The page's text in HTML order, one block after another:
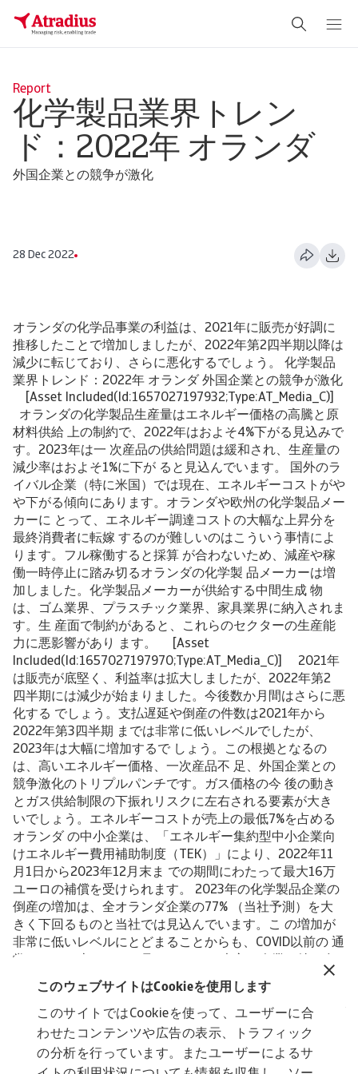
このウェブサイトはCookieを使用します
このサイトではCookieを使って、ユーザーに合
わせたコンテンツや広告の表示、トラフィック
の分析を行っています。またユーザーによるサ
Report
化学製品業界トレン
ド：2022年 オランダ
外国企業との競争が激化
28 Dec 2022
オランダの化学品事業の利益は、2021年に販売が好調に
推移したことで増加しましたが、2022年第2四半期以降は
減少に転じており、さらに悪化するでしょう。 化学製品
業界トレンド：2022年 オランダ 外国企業との競争が激化
[Asset Included(Id:1657027197932;Type:AT_Media_C)]
オランダの化学製品生産量はエネルギー価格の高騰と原
材料供給 上の制約で、2022年はおよそ4%下がる見込みで
す。2023年は一 次産品の供給問題は緩和され、生産量の
減少率はおよそ1%に下が ると見込んでいます。 国外のラ
イバル企業（特に米国）では現在、エネルギーコストがや
や下がる傾向にあります。オランダや欧州の化学製品メー
カーに とって、エネルギー調達コストの大幅な上昇分を
最終消費者に転嫁 するのが難しいのはこういう事情によ
ります。フル稼働すると採算 が合わないため、減産や稼
働一時停止に踏み切るオランダの化学製 品メーカーは増
加しました。化学製品メーカーが供給する中間生成 物
は、ゴム業界、プラスチック業界、家具業界に納入されま
す。生 産面で制約があると、これらのセクターの生産能
力に悪影響があり ます。 [Asset
Included(Id:1657027197970;Type:AT_Media_C)] 2021年
は販売が底堅く、利益率は拡大しましたが、2022年第2
四半期には減少が始まりました。今後数か月間はさらに悪
化する でしょう。支払遅延や倒産の件数は2021年から
2022年第3四半期 までは非常に低いレベルでしたが、
2023年は大幅に増加するで しょう。この根拠となるの
は、高いエネルギー価格、一次産品不 足、外国企業との
競争激化のトリプルパンチです。ガス価格の今 後の動き
とガス供給制限の下振れリスクに左右される要素が大き
いでしょう。エネルギーコストが売上の最低7%を占める
オランダ の中小企業は、「エネルギー集約型中小企業向
けエネルギー費用補助制度（TEK）」により、2022年11
月1日から2023年12月末ま での期間にわたって最大16万
ユーロの補償を受けられます。 2023年の化学製品企業の
倒産の増加は、全オランダ企業の77% （当社予測）を大
きく下回るものと当社では見込んでいます。こ の増加が
非常に低いレベルにとどまることからも、COVID以前の 通
常レベルに戻るものと見られます。 大方の企業、特に多
国籍企業の強固な財務状況により、現時点で はオランダ
の化学製品業界の信用リスク状況は「Fair（良好）」 と当
社では評価します。しかし、課題は山積みです。オランダ
の ガス価格高騰がさらに長期にわたって続くと、化学製
品生産拠点 の新規投資先がエネルギーが安価な市場に流
れる可能性がありま す。環境規制が厳格化しつつあるう